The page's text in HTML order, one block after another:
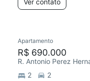
Ver contato
Apartamento
R$ 690.000
R. Antonio Perez
2
2